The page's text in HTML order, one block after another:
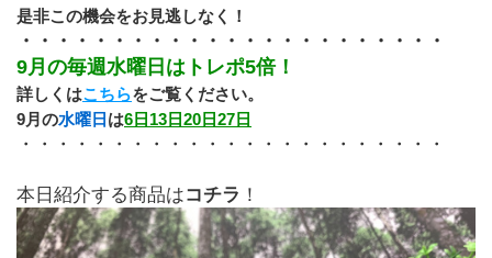
是非この機会をお見逃しなく！
・・・・・・・・・・・・・・・・・・・・・・・
9月の毎週水曜日はトレポ5倍！
詳しくはこちらをご覧ください。
9月の水曜日 は6日13日20日27日
・・・・・・・・・・・・・・・・・・・・・・・
本日紹介する商品はコチラ ！